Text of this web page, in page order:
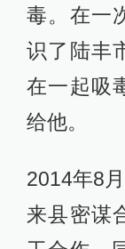
毒。在一
识了陆丰
在一起吸
给他。
2014年8
来县密谋